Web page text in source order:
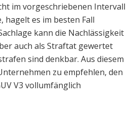
im vorgeschriebenen Intervall
es im besten Fall
kann die Nachlässigkeit
auch als Straftat gewertet
sind denkbar. Aus diesem
zu empfehlen, den
V3 vollumfänglich